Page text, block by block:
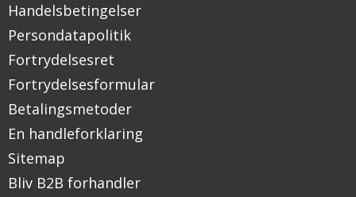
Handelsbetingelser
Persondatapolitik
Fortrydelsesret
Fortrydelsesformular
Betalingsmetoder
En handleforklaring
Sitemap
Bliv B2B forhandler